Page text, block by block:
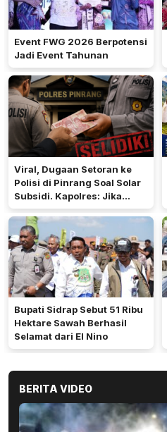
Event FWG 2026 Berpotensi
Jadi Event Tahunan
Viral, Dugaan Setoran ke
Polisi di Pinrang Soal Solar
Subsidi. Kapolres: Jika
Terbukti Akan Diproses
Bupati Sidrap Sebut 51 Ribu
Hektare Sawah Berhasil
Selamat dari El Nino
BERITA VIDEO